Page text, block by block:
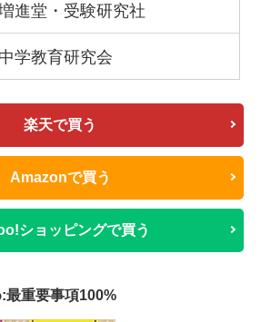
進堂・受験研究社
中学教育研究会
楽天で買う
Amazonで買う
ショッピングで買う
最重要事項100%